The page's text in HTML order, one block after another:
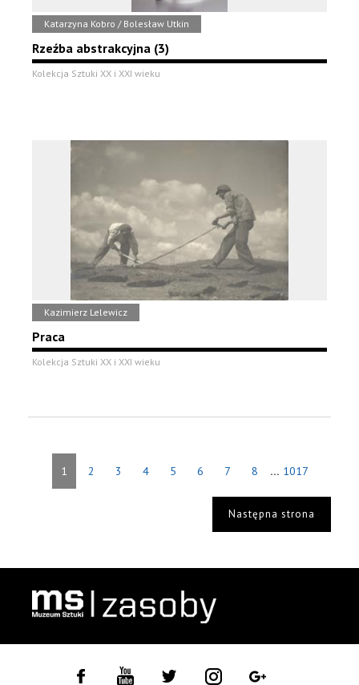
Katarzyna Kobro / Bolesław Utkin
Rzeźba abstrakcyjna (3)
Kolekcja Sztuki XX i XXI wieku
Kazimierz Lelewicz
Praca
Kolekcja Sztuki XX i XXI wieku
1 2 3 4 5 6 7 8 ... 1017
Następna strona